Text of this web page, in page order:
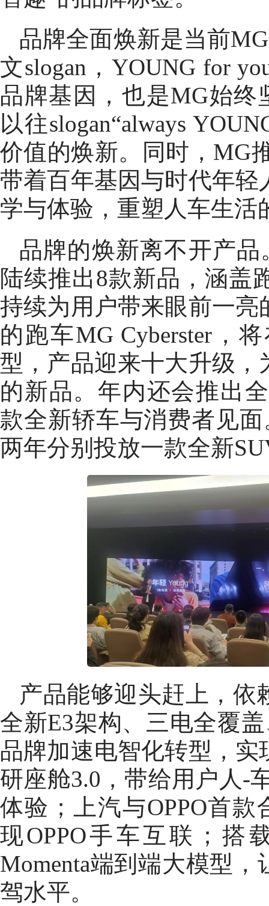
品牌全面焕新是当前
文slogan，YOUNG for
品牌基因，也是MG始
以往slogan“always
价值的焕新。同时，MG
带着百年基因与时代年
学与体验，重塑人车生活
品牌的焕新离不开产
陆续推出8款新品，涵盖
持续为用户带来眼前一
的跑车MG Cyberster，
型，产品迎来十大升级
的新品。年内还会推出
款全新轿车与消费者见
两年分别投放一款全新
产品能够迎头赶上，依
全新E3架构、三电全覆
品牌加速电智化转型，
研座舱3.0，带给用户人-
体验；上汽与OPPO首
现OPPO手车互联；搭
Momenta端到端大模型
驾水平。